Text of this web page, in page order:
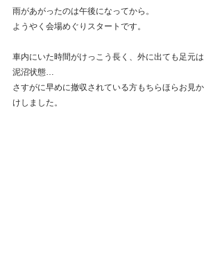
雨があがったのは午後になってから。
ようやく会場めぐりスタートです。
車内にいた時間がけっこう長く、外に出ても足元は
泥沼状態…
さすがに早めに撤収されている方もちらほらお見か
けしました。